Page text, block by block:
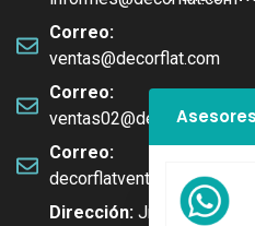
Correo:
ventas@decorflat.com
Correo:
ventas02@decorflat.com
Correo:
decorflatventas@gmail.com
Dirección: Jr